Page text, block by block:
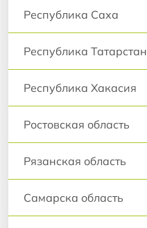
Республика Саха
Республика Татарстан
Республика Хакасия
Ростовская область
Рязанская область
Самарска область